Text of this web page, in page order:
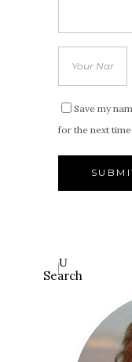
Save my
for the next
Search